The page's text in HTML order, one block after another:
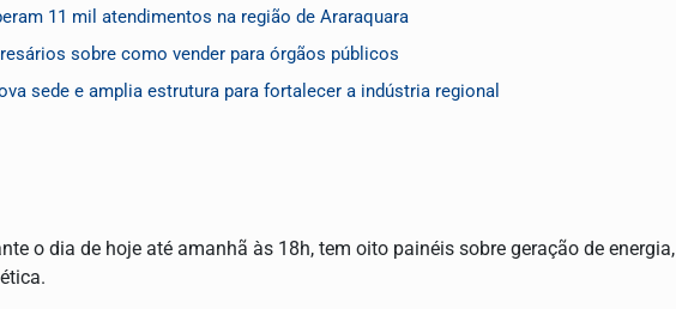
11 mil atendimentos na região de Araraquara
sobre como vender para órgãos públicos
sede e amplia estrutura para fortalecer a indústria regional
o dia de hoje até amanhã às 18h, tem oito painéis sobre geração de energia,